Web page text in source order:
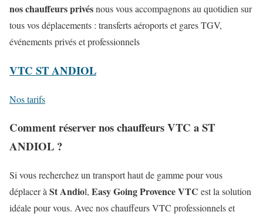
nos chauffeurs privésnous vous accompagnons au quotidien sur
tous vos déplacements : transferts aéroports et gares TGV,
événements privés et professionnels
VTC ST ANDIOL
Nos tarifs
Comment réserver nos chauffeurs VTC a ST
ANDIOL ?
Si vous recherchez un transport haut de gamme pour vous
déplacer à St Andiol, Easy Going Provence VTC est la solution
idéale pour vous. Avec nos chauffeurs VTC professionnels et